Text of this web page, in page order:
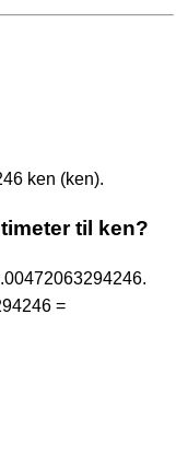
ken (ken).
til ken?
=